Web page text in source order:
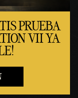
PRUEBA
VII YA